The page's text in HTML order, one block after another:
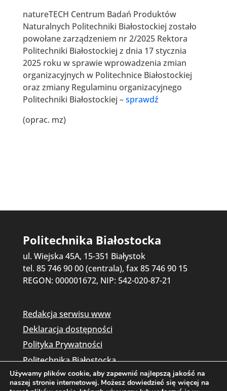
natureTECH Centrum Badań Produktów
Naturalnych Politechniki Białostockiej zostało
powołane zarządzeniem nr 2/2025 Rektora
Politechniki Białostockiej z dnia 17 stycznia
2025 roku w sprawie wprowadzenia zmian
organizacyjnych w Politechnice Białostockiej
oraz zmiany Regulaminu organizacyjnego
Politechniki Białostockiej –sprawdź
(oprac. mz)
Politechnika Białostocka
ul. Wiejska 45A, 15-351 Białystok
tel. 85 746 90 00 (centrala), fax 85 746 90 15
REGON: 000001672, NIP: 542-020-87-21
Redakcja serwisu www
Deklaracja dostępności
Polityka Prywatności
Politechnika Białostocka
Używamy plików cookie, aby zapewnić najlepszą jakość na
naszej stronie internetowej. Możesz dowiedzieć się więcej na